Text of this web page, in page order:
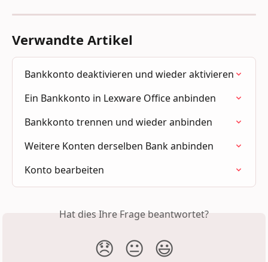
Verwandte Artikel
Bankkonto deaktivieren und wieder aktivieren
Ein Bankkonto in Lexware Office anbinden
Bankkonto trennen und wieder anbinden
Weitere Konten derselben Bank anbinden
Konto bearbeiten
Hat dies Ihre Frage beantwortet?
😞 😐 😃